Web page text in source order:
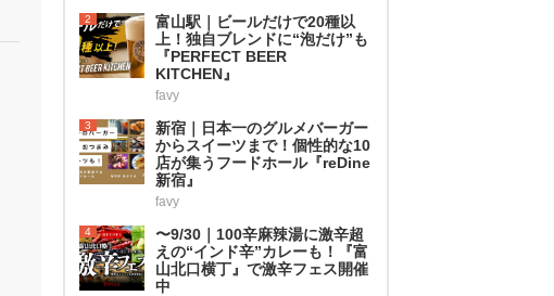
2
富山駅｜ビールだけで20種以
上！独自ブレンドに“泡だけ”も
『PERFECT BEER
KITCHEN』
favy
3
新宿｜日本一のグルメバーガー
からスイーツまで！個性的な10
店が集うフードホール『reDine
新宿』
favy
4
〜9/30｜100辛麻辣湯に激辛超
えの“インド辛”カレーも！『富
山北口横丁』で激辛フェス開催
中